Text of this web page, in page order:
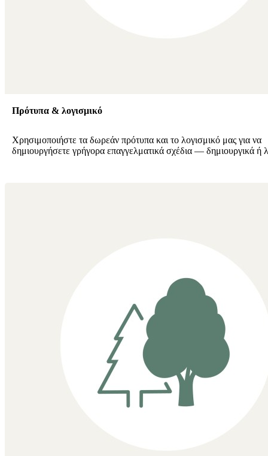
Πρότυπα & λογισμικό
Χρησιμοποιήστε τα δωρεάν πρότυπα και το λογισμικό μας για να
δημιουργήσετε γρήγορα επαγγελματικά σχέδια — δημιουργικά ή